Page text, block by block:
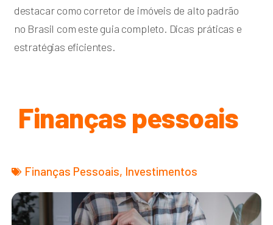
destacar como corretor de imóveis de alto padrão
no Brasil com este guia completo. Dicas práticas e
estratégias eficientes.
Finanças pessoais
Finanças Pessoais, Investimentos